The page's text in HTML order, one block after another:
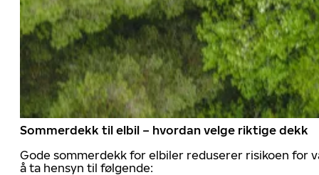
Sommerdekk til elbil – hvordan velge riktige dekk
Gode sommerdekk for elbiler reduserer risikoen for
å ta hensyn til følgende: